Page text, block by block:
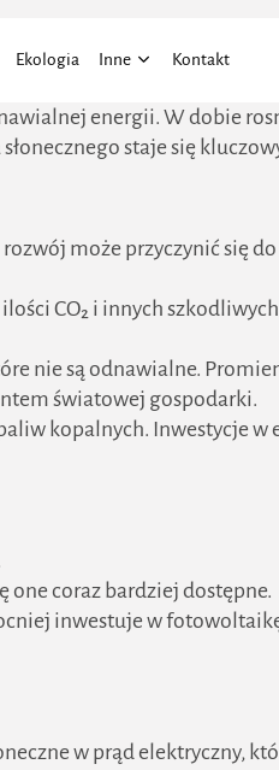
Ekologia Inne
Aktualności
Motoryzacja
Prawo
Rolnictwo
Dom i Ogród
Kontakt
energii. W dobie
staje się
może przyczynić się
CO₂ i innych
nie są odnawialne.
światowej gospodarki.
kopalnych. Inwestycje w
one coraz bardziej dostępne.
inwestuje w
w prąd elektryczny,